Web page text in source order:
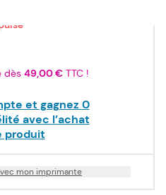
dès 49,00 €TTC !
et gagnez 0
avec l’achat
produit
mon imprimante